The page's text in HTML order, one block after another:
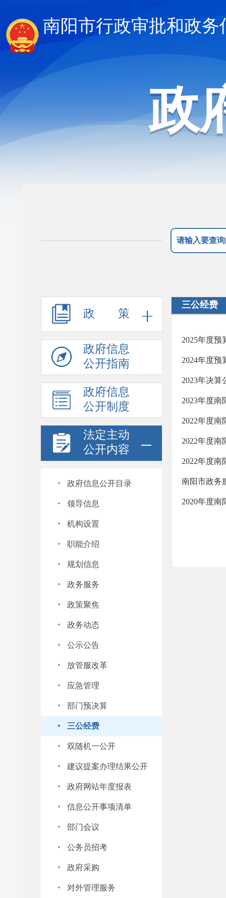
南阳市行政审批和政务
政
政 策
政府信息
公开指南
政府信息
公开制度
法定主动
公开内容
· 政府信息公开目录
· 领导信息
· 机构设置
· 职能介绍
· 规划信息
· 政务服务
· 政策聚焦
· 政务动态
· 公示公告
· 放管服改革
· 应急管理
· 部门预决算
· 三公经费
· 双随机一公开
· 建议提案办理结果公开
· 政府网站年度报表
· 信息公开事项清单
· 部门会议
· 公务员招考
· 政府采购
· 对外管理服务
三公经费
2025年度预
2024年度预
2023年决算
2023年度南
2022年度
2022年度南
2022年度南
南阳市政务
2020年度